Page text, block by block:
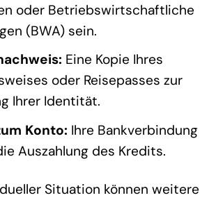
oder Betriebswirtschaftliche
(BWA) sein.
Eine Kopie Ihres
oder Reisepasses zur
Ihrer Identität.
Konto: Ihre Bankverbindung
Auszahlung des Kredits.
Situation können weitere